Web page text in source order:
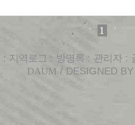
1
: 지역로그 : 방명록 : 관리자 :
DAUM / DESIGNED